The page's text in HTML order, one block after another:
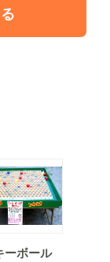
ーボール